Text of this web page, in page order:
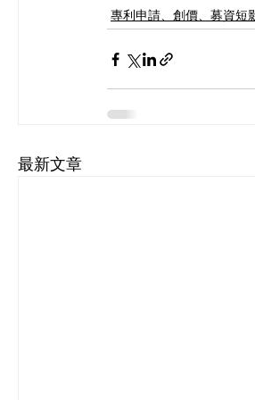
專利申請、創價、募資短
最新文章